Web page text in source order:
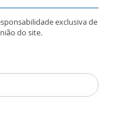
exclusiva de
do site.